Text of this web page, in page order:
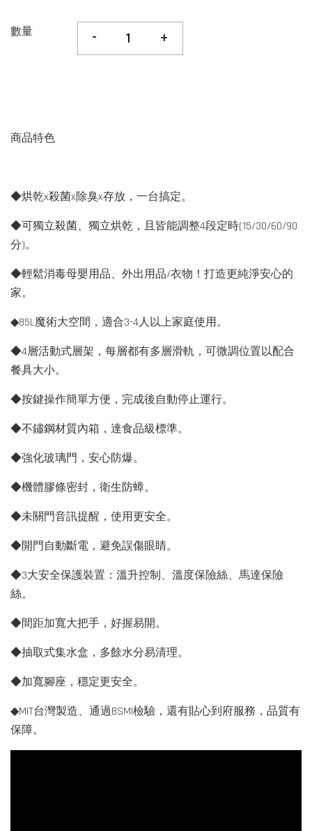
數量 - +
商品特色
◆烘乾x殺菌x除臭x存放，一台搞定。
◆可獨立殺菌、獨立烘乾，且皆能調整4段定時(15/30/60/90
分)。
◆輕鬆消毒母嬰用品、外出用品/衣物！打造更純淨安心的
家。
◆85L魔術大空間，適合3-4人以上家庭使用。
◆4層活動式層架，每層都有多層滑軌，可微調位置以配合
餐具大小。
◆按鍵操作簡單方便，完成後自動停止運行。
◆不鏽鋼材質內箱，達食品級標準。
◆強化玻璃門，安心防爆。
◆機體膠條密封，衛生防蟑。
◆未關門音訊提醒，使用更安全。
◆開門自動斷電，避免誤傷眼睛。
◆3大安全保護裝置：溫升控制、溫度保險絲、馬達保險
絲。
◆間距加寬大把手，好握易開。
◆抽取式集水盒，多餘水分易清理。
◆加寬腳座，穩定更安全。
◆MIT台灣製造、通過BSMI檢驗，還有貼心到府服務，品質有
保障。